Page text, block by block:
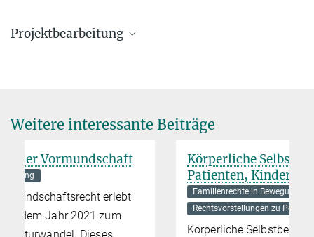
Projektbearbeitung
roethel@mpipriv.de
Weitere interessante Beiträge
Körperliche Selbstbestimmung:
Patienten, Kinder, Betreute
Familienrechte in Bewegung
Rechtsvorstellungen zu Person Privatheit und privatem Leben
Körperliche Selbstbestimmung gilt als